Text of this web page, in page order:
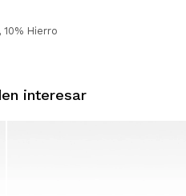
Hierro
interesar